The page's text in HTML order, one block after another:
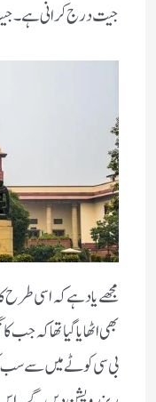
جیت درج کرانی ہے ۔
بھی اٹھایا گیا تھا کہ
بی سی کوٹے میں سے